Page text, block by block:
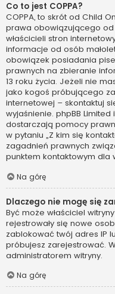
Co to jest COPPA?
COPPA, to skrót od Child
prawa obowiązującego od
właścicieli stron
informacje od osób
obowiązek posiadania
prawnych na zbieranie
13 roku życia. Jeżeli nie
jako kogoś próbującego
internetowej – skontaktuj
wyjaśnienie. phpBB
dostarczają pomocy
w pytaniu „Z kim się
zagadnień prawnych
punktem kontaktowym dla
Na górę
Dlaczego nie mogę się
Być może właściciel
rejestrowały się nowe
zablokować twój adres IP
próbujesz zarejestrować.
administratorem witryny.
Na górę